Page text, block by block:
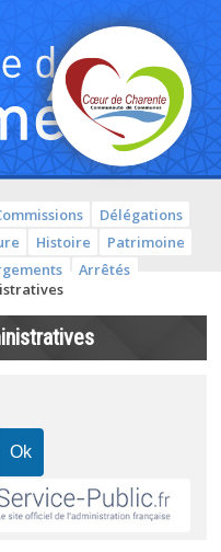
Délégations
Histoire
Patrimoine
Arrêtés